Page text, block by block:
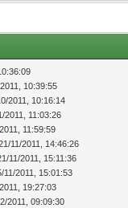
10:39:55
2011, 10:16:14
2011, 11:03:26
11:59:59
11/2011, 14:46:26
11/2011, 15:11:36
11/2011, 15:01:53
19:27:03
2011, 09:09:30